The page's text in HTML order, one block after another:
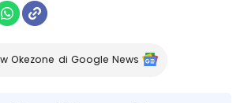
Okezone di Google News